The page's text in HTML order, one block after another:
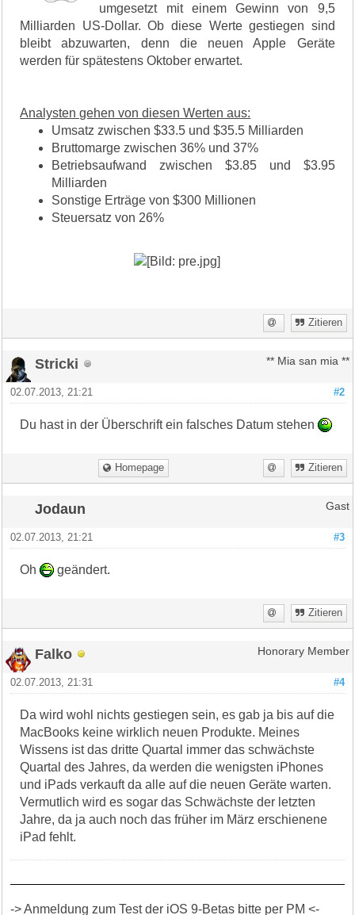
umgesetzt mit einem Gewinn von 9,5
Milliarden US-Dollar. Ob diese Werte gestiegen sind
bleibt abzuwarten, denn die neuen Apple Geräte
werden für spätestens Oktober erwartet.
Analysten gehen von diesen Werten aus:
Umsatz zwischen $33.5 und $35.5 Milliarden
Bruttomarge zwischen 36% und 37%
Betriebsaufwand zwischen $3.85 und $3.95
Milliarden
Sonstige Erträge von $300 Millionen
Steuersatz von 26%
Zitieren
Stricki ** Mia san mia **
#2
02.07.2013, 21:21
Du hast in der Überschrift ein falsches Datum stehen
Homepage Zitieren
Jodaun Gast
#3
02.07.2013, 21:21
Oh geändert.
Zitieren
Falko Honorary Member
#4
02.07.2013, 21:31
Da wird wohl nichts gestiegen sein, es gab ja bis auf die
MacBooks keine wirklich neuen Produkte. Meines
Wissens ist das dritte Quartal immer das schwächste
Quartal des Jahres, da werden die wenigsten iPhones
und iPads verkauft da alle auf die neuen Geräte warten.
Vermutlich wird es sogar das Schwächste der letzten
Jahre, da ja auch noch das früher im März erschienene
iPad fehlt.
-> Anmeldung zum Test der iOS 9-Betas bitte per PM <-